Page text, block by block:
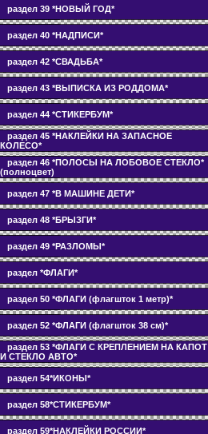
раздел 39 *НОВЫЙ ГОД*
раздел 40 *НАДПИСИ*
раздел 42 *СВАДЬБА*
раздел 43 *ВЫПИСКА ИЗ РОДДОМА*
раздел 44 *СТИКЕРБУМ*
раздел 45 *НАКЛЕЙКИ НА ЗАПАСНОЕ
КОЛЕСО*
раздел 46 *ПОЛОСЫ НА ЛОБОВОЕ СТЕКЛО*
(полноцвет)
раздел 47 *В МАШИНЕ ДЕТИ*
раздел 48 *БРЫЗГИ*
раздел 49 *РАЗЛОМЫ*
раздел *ФЛАГИ*
раздел 50 *ФЛАГИ (флагшток 1 метр)*
раздел 52 *ФЛАГИ (флагшток 38 см)*
раздел 53 *ФЛАГИ С КРЕПЛЕНИЕМ НА КАПОТ
И СТЕКЛО АВТО*
раздел 54*ИКОНЫ*
раздел 58*СТИКЕРБУМ*
раздел 59*НАКЛЕЙКИ РОССИИ*